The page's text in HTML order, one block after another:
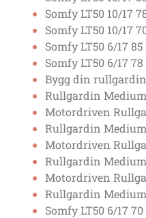
Somfy LT50 10/17
Somfy LT50 10/17
Somfy LT50 6/17
Somfy LT50 6/17
Bygg din rullgardin
Rullgardin
Motordriven
Rullgardin
Motordriven
Rullgardin
Motordriven
Rullgardin
Somfy LT50 6/17